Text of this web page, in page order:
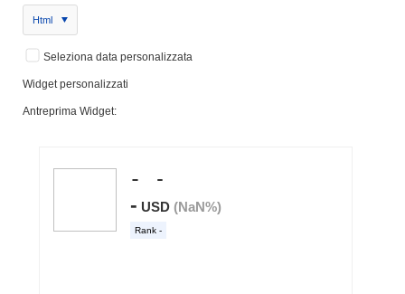
Html
Seleziona data personalizzata
Widget personalizzati
Antreprima Widget: